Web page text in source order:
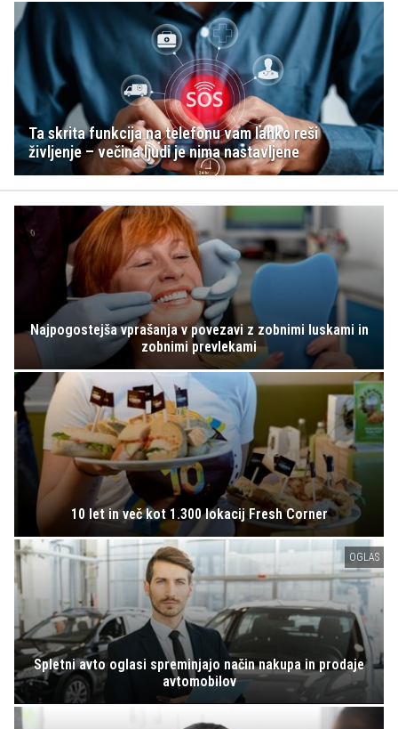
Ta skrita funkcija na telefonu vam lahko reši
življenje – večina ljudi je nima nastavljene
Najpogostejša vprašanja v povezavi z zobnimi luskami in
zobnimi prevlekami
10 let in več kot 1.300 lokacij Fresh Corner
OGLAS
Spletni avto oglasi spreminjajo način nakupa in prodaje
avtomobilov